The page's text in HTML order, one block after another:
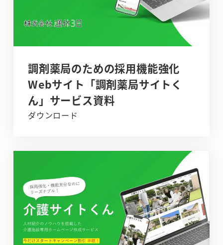
調剤薬局のための採用機能強化
Webサイト「調剤薬局サイトく
ん」サービス資料
ダウンロード